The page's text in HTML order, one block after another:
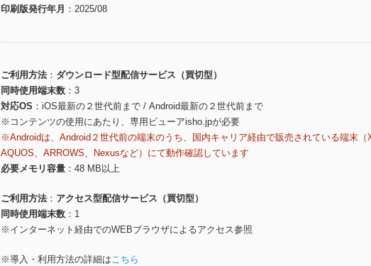
印刷版発行年月
2025/08
ご利用方法
ダウンロード型配信サービス（買切型）
同時使用端末数
3
対応OS
iOS最新の２世代前まで / Android最新の２世代前まで
※コンテンツの使用にあたり、専用ビューアisho.jpが必要
※Androidは、Android２世代前の端末のうち、国内キャリア経由で販売されている端末（
AQUOS、ARROWS、Nexusなど）にて動作確認しています
必要メモリ容量
48 MB以上
ご利用方法
アクセス型配信サービス（買切型）
同時使用端末数
1
※インターネット経由でのWEBブラウザによるアクセス参照
※導入・利用方法の詳細はこちら